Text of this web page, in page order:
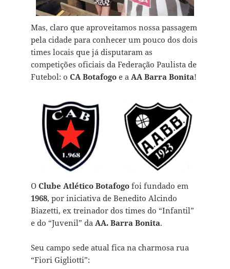
Mas, claro que aproveitamos nossa passagem
pela cidade para conhecer um pouco dos dois
times locais que já disputaram as
competições oficiais da Federação Paulista de
Futebol: o CA Botafogoe a AA Barra Bonita!
O Clube Atlético Botafogofoi fundado em
1968, por iniciativa de Benedito Alcindo
Biazetti, ex treinador dos times do “Infantil”
e do “Juvenil” da AA. Barra Bonita.
Seu campo sede atual fica na charmosa rua
“Fiori Gigliotti”: